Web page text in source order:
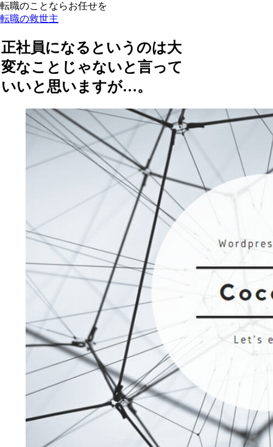
転職のことならお任せを
転職の救世主
正社員になるというのは大
変なことじゃないと言って
いいと思いますが…。